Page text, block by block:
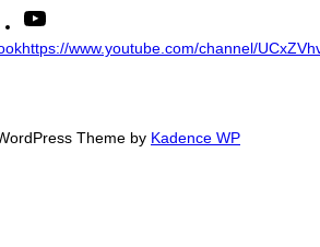
https://www.youtube.com/channel/
Theme by Kadence WP